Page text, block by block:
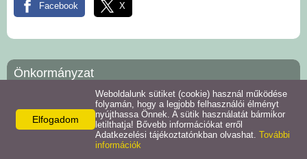
Szolgáltatások
Helyi kiadványok
Facebook X
Önkormányzat
8991 Teskánd,
Rákóczi u. 3
Elfogadom
Weboldalunk sütiket (cookie) használ működése
folyamán, hogy a legjobb felhasználói élményt
nyújthassa Önnek. A sütik használatát bármikor
letilthatja! Bővebb információkat erről
Adatkezelési tájékoztatónkban olvashat. További
információk